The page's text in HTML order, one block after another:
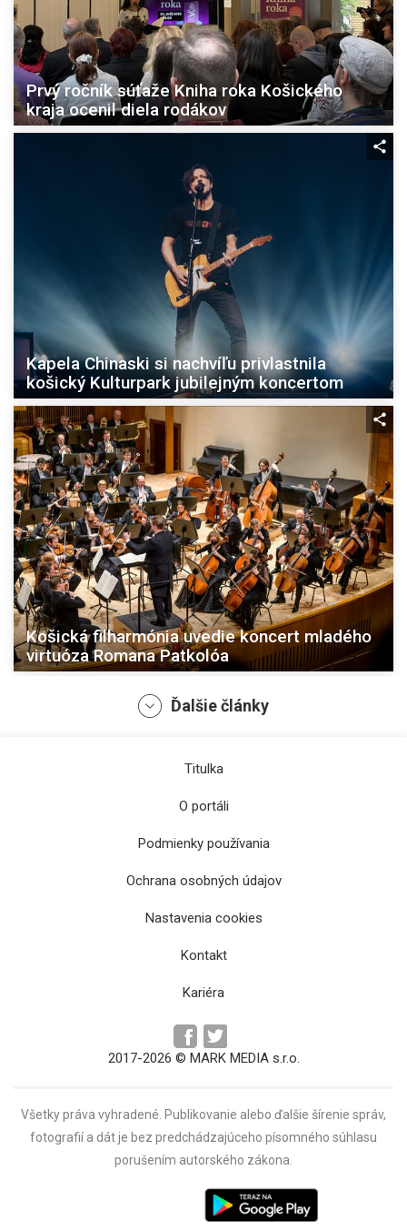
Prvý ročník súťaže Kniha roka Košického
kraja ocenil diela rodákov
Kapela Chinaski si nachvíľu privlastnila
košický Kulturpark jubilejným koncertom
Košická filharmónia uvedie koncert mladého
virtuóza Romana Patkolóa
Zemplínske múzeum otvorilo výstavu Krása
veľkonočnej škrupinky
Divadlo Alexandra Duchnoviča prináša
intímnu inscenáciu o ľudských slabostiach
Ďalšie články
Titulka
O portáli
Podmienky používania
Ochrana osobných údajov
Nastavenia cookies
Kontakt
Kariéra
2017-2026 © MARK MEDIA s.r.o.
Všetky práva vyhradené. Publikovanie alebo ďalšie šírenie správ,
fotografií a dát je bez predchádzajúceho písomného súhlasu
porušením autorského zákona.